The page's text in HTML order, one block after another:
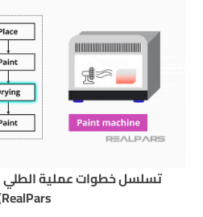
تسلسل خطوات عملية
RealPars).